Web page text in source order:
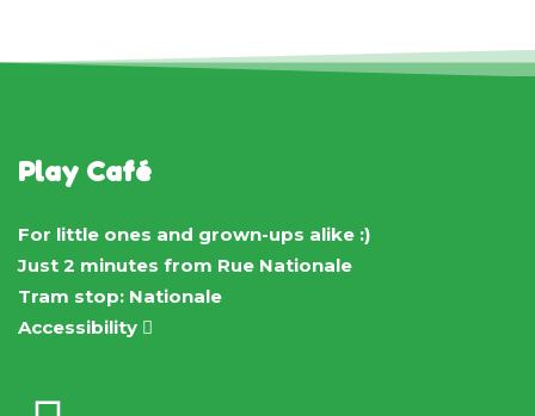
Play Café
For little ones and grown-ups alike :)
Just 2 minutes from Rue Nationale
Tram stop: Nationale
Accessibility